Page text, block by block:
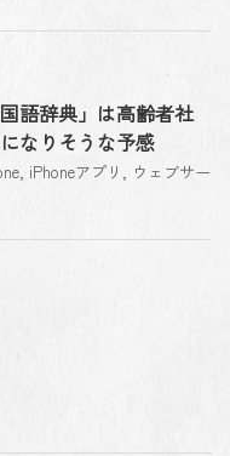
語辞典」は高齢者社
なりそうな予感
, iPhoneアプリ , ウェブサー